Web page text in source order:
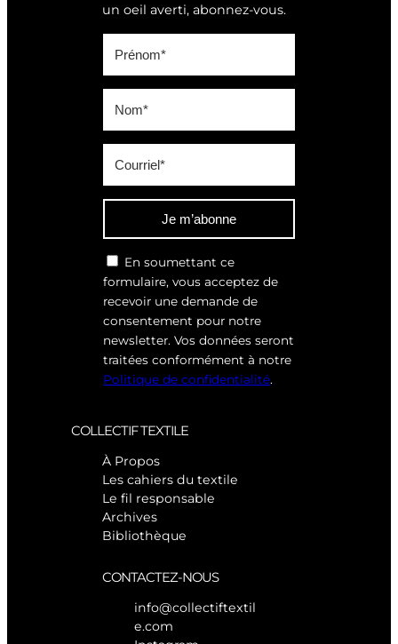
un oeil averti, abonnez-vous.
Je m’abonne
En soumettant ce
formulaire, vous acceptez de
recevoir une demande de
consentement pour notre
newsletter. Vos données seront
traitées conformément à notre
Politique de confidentialité.
COLLECTIF TEXTILE
À Propos
Les cahiers du textile
Le fil responsable
Archives
Bibliothèque
CONTACTEZ-NOUS
info@collectiftextil
e.com